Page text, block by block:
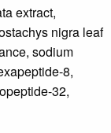
extract,
nigra leaf
sodium
8,
32,